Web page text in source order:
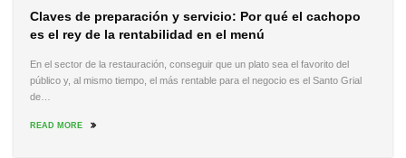
Claves de preparación y servicio: Por qué el cachopo
es el rey de la rentabilidad en el menú
En el sector de la restauración, conseguir que un plato sea el favorito del
público y, al mismo tiempo, el más rentable para el negocio es el Santo Grial
de…
READ MORE